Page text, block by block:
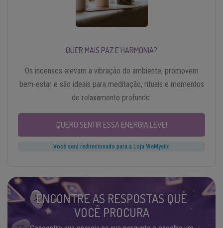
QUER MAIS PAZ E HARMONIA?
Os incensos elevam a vibração do ambiente, promovem
bem-estar e são ideais para meditação, rituais e momentos
de relaxamento profundo.
QUERO SENTIR ESSA ENERGIA LEVE!
Você será redirecionado para a Loja WeMystic
ENCONTRE AS RESPOSTAS QUE
VOCÊ PROCURA